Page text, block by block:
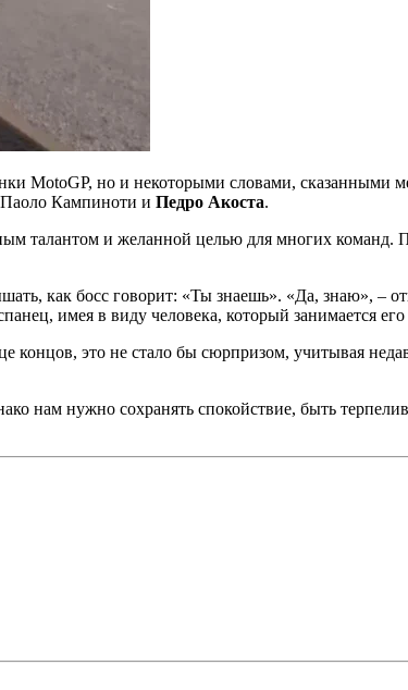
MotoGP, но и некоторыми словами,
Кампиноти и Педро Акоста.
талантом и желанной целью для многих команд.
как босс говорит: «Ты знаешь». «Да, знаю», –
имея в виду человека, который занимается
концов, это не стало бы сюрпризом, учитывая
нам нужно сохранять спокойствие, быть